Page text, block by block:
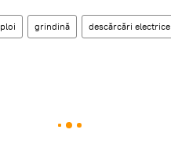
ploi grindină descărcări electrice